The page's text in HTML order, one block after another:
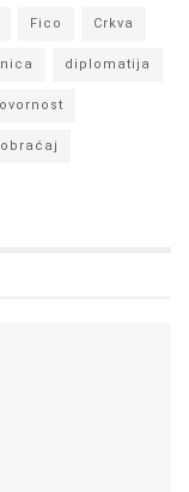
Fico Crkva
diplomatija